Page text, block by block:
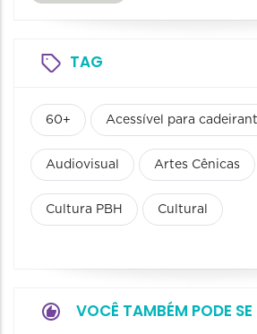
TAG
60+ Acessível para
Audiovisual Artes Cênicas
Cultura PBH Cultural
VOCÊ TAMBÉM PODE SE